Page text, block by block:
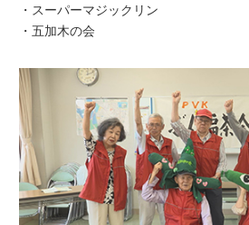
・スーパーマジックリン
・五加木の会